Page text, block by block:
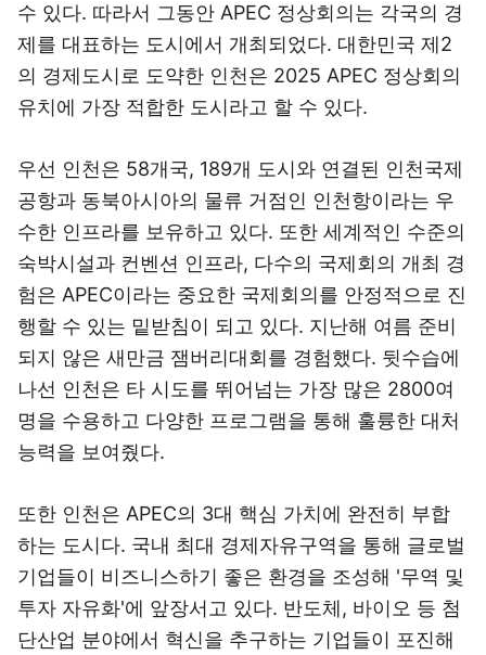
수 있다. 따라서 그동안 APEC 정상회의는 각국의 경
제를 대표하는 도시에서 개최되었다. 대한민국 제2
의 경제도시로 도약한 인천은 2025 APEC 정상회의
유치에 가장 적합한 도시라고 할 수 있다.
우선 인천은 58개국, 189개 도시와 연결된 인천국제
공항과 동북아시아의 물류 거점인 인천항이라는 우
수한 인프라를 보유하고 있다. 또한 세계적인 수준의
숙박시설과 컨벤션 인프라, 다수의 국제회의 개최 경
험은 APEC이라는 중요한 국제회의를 안정적으로 진
행할 수 있는 밑받침이 되고 있다. 지난해 여름 준비
되지 않은 새만금 잼버리대회를 경험했다. 뒷수습에
나선 인천은 타 시도를 뛰어넘는 가장 많은 2800여
명을 수용하고 다양한 프로그램을 통해 훌륭한 대처
능력을 보여줬다.
또한 인천은 APEC의 3대 핵심 가치에 완전히 부합
하는 도시다. 국내 최대 경제자유구역을 통해 글로벌
기업들이 비즈니스하기 좋은 환경을 조성해 '무역 및
투자 자유화'에 앞장서고 있다. 반도체, 바이오 등 첨
단산업 분야에서 혁신을 추구하는 기업들이 포진해